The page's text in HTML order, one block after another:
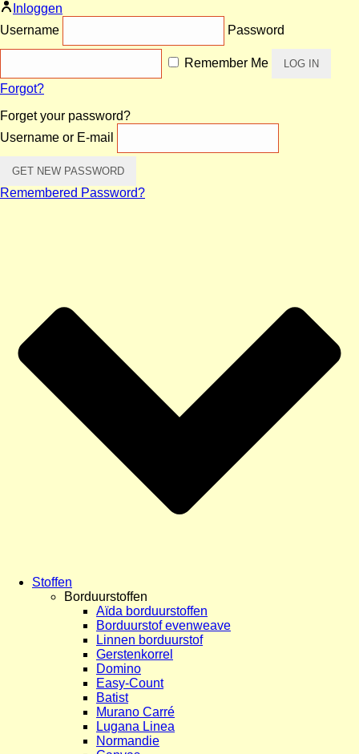
Inloggen
Username
Password
Remember Me
Forgot?
Forget your password?
Username or E-mail
Remembered Password?
Stoffen
Borduurstoffen
Aïda borduurstoffen
Borduurstof evenweave
Linnen borduurstof
Gerstenkorrel
Domino
Easy-Count
Batist
Murano Carré
Lugana Linea
Normandie